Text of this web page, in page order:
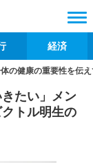
経済
体の健康の重要性を伝
たい」メン
トル明生の